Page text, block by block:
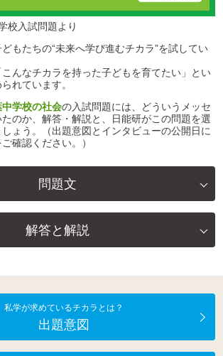
校入試問題より
もたちの“未来へ学び進むチカラ”を試してい
んなチカラを持った子どもを育てたい」とい
れています。
学校の社会の入試問題には、どういうメッセ
のか、解答・解説と、日能研がこの問題を選
ょう。（出題意図とインタビューの公開日に
確認ください。）
問題文
解答と解説
私学が求めているチカラとは？
出題意図